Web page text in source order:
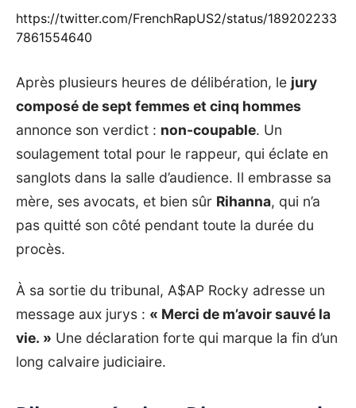
https://twitter.com/FrenchRapUS2/status/189202233
7861554640
Après plusieurs heures de délibération, le jury
composé de sept femmes et cinq hommes
annonce son verdict : non-coupable. Un
soulagement total pour le rappeur, qui éclate en
sanglots dans la salle d’audience. Il embrasse sa
mère, ses avocats, et bien sûr Rihanna, qui n’a
pas quitté son côté pendant toute la durée du
procès.
À sa sortie du tribunal, A$AP Rocky adresse un
message aux jurys : « Merci de m’avoir sauvé la
vie. » Une déclaration forte qui marque la fin d’un
long calvaire judiciaire.